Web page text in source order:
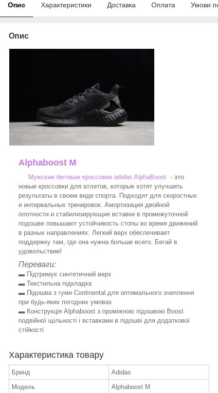
Опис Характеристики Доставка Оплата Умови
Опис
Alphaboost M
Мужские беговые кроссовки adidas AlphaBoost - это
новые кроссовки для атлетов, которые хотят улучшить
результаты в своем виде спорта. Подходят для скоростных
и интервальных тренировок. Амортизация двойной
плотности и стабилизирующие вставки в промежуточной
подошве повышают устойчивость стопы во время движений
в разных направлениях. Легкий верх обеспечивает
поддержку там, где она нужна больше всего. Бегай в
удовольствие!
Переваги:
▬ Підтримує синтетичний верх
▬ Текстильна підкладка
▬ Підошва з гуми Continental для оптимального зчеплення
при будь-яких погодних умовах
▬ Конструкція Alphaboost з проміжною підошвою Boost
подвійної щільності і вставками в підошві для додаткової
стійкості
Характеристика товару
Бренд
Adidas
Модель
Alphaboost M